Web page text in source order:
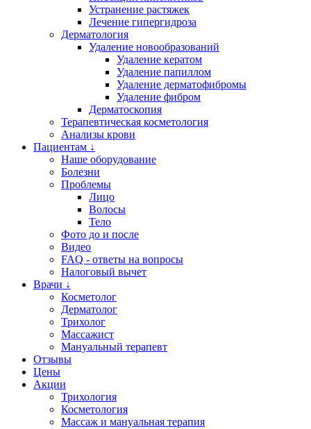
Устранение растяжек
Лечение гипергидроза
Дерматология
Удаление новообразований
Удаление кератом
Удаление папиллом
Удаление дерматофибромы
Удаление фибром
Дерматоскопия
Терапевтическая косметология
Анализы крови
Пациентам ↓
Наше оборудование
Болезни
Проблемы
Лицо
Волосы
Тело
Фото до и после
Видео
FAQ - ответы на вопросы
Налоговый вычет
Врачи ↓
Косметолог
Дерматолог
Трихолог
Массажист
Мануальный терапевт
Отзывы
Цены
Акции
Трихология
Косметология
Массаж и мануальная терапия